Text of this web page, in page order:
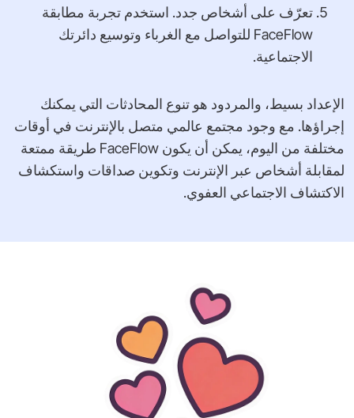
تعرّف على أشخاص جدد. استخدم تجربة مطابقة
FaceFlow للتواصل مع الغرباء وتوسيع دائرتك
الاجتماعية.
الإعداد بسيط، والمردود هو تنوع المحادثات التي يمكنك
إجراؤها. مع وجود مجتمع عالمي متصل بالإنترنت في أوقات
مختلفة من اليوم، يمكن أن يكون FaceFlow طريقة ممتعة
لمقابلة أشخاص عبر الإنترنت وتكوين صداقات واستكشاف
الاكتشاف الاجتماعي العفوي.